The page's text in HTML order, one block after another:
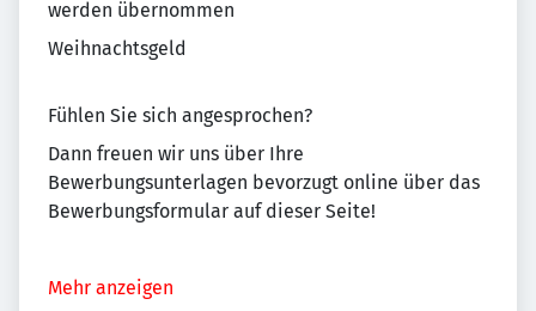
werden übernommen
Weihnachtsgeld
Fühlen Sie sich angesprochen?
Dann freuen wir uns über Ihre
Bewerbungsunterlagen bevorzugt online über das
Bewerbungsformular auf dieser Seite!
Mehr anzeigen